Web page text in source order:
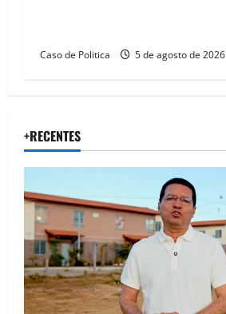
Caso de Politica 5 de agosto de 2026
+RECENTES